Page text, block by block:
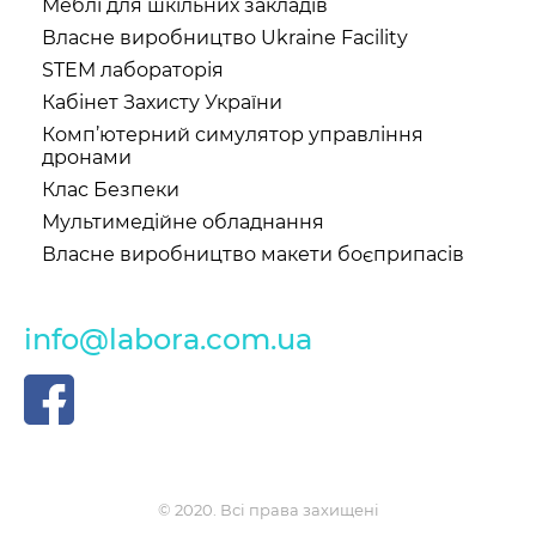
окремі прилади (амперметри, барометри,
блоки живлення, гігрометри, звукові
генератори тощо) для практичного
використання у навчальному процесі та для
проведення фізичних експериментів.
Ми зацікавлені у допомозі вчителям покращити
навчальні програми, повністю забезпечивши
вкомплектований каталог якісних товарів для
загальноосвітніх навчальних закладах.
Меблі для шкільних закладів
Власне виробництво Ukraine Facility
STEM лабораторія
Кабінет Захисту України
Комп’ютерний симулятор управління
дронами
Клас Безпеки
Мультимедійне обладнання
Власне виробництво макети боєприпасів
info@labora.com.ua
© 2020. Всі права захищені